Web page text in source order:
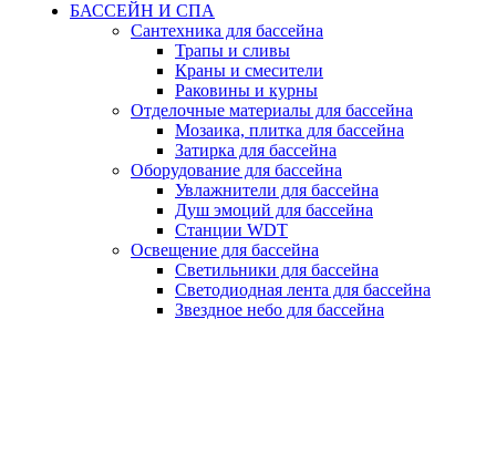
БАССЕЙН И СПА
Сантехника для бассейна
Трапы и сливы
Краны и смесители
Раковины и курны
Отделочные материалы для бассейна
Мозаика, плитка для бассейна
Затирка для бассейна
Оборудование для бассейна
Увлажнители для бассейна
Душ эмоций для бассейна
Станции WDT
Освещение для бассейна
Светильники для бассейна
Светодиодная лента для бассейна
Звездное небо для бассейна